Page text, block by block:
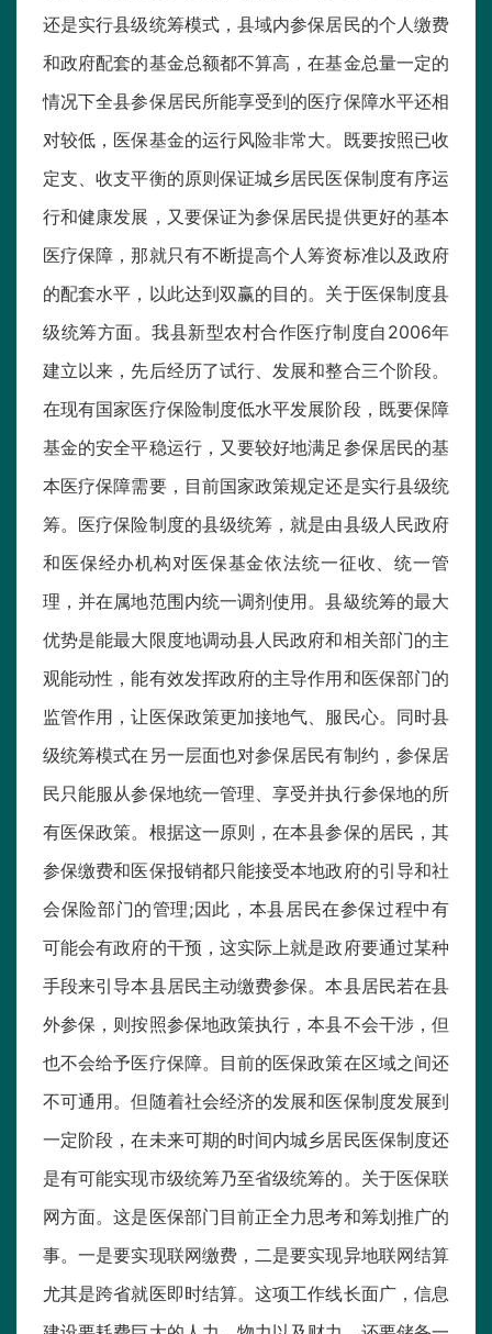
还是实行县级统筹模式，县域内参保居民的个人缴费
和政府配套的基金总额都不算高，在基金总量一定的
情况下全县参保居民所能享受到的医疗保障水平还相
对较低，医保基金的运行风险非常大。既要按照已收
定支、收支平衡的原则保证城乡居民医保制度有序运
行和健康发展，又要保证为参保居民提供更好的基本
医疗保障，那就只有不断提高个人筹资标准以及政府
的配套水平，以此达到双赢的目的。关于医保制度县
级统筹方面。我县新型农村合作医疗制度自2006年
建立以来，先后经历了试行、发展和整合三个阶段。
在现有国家医疗保险制度低水平发展阶段，既要保障
基金的安全平稳运行，又要较好地满足参保居民的基
本医疗保障需要，目前国家政策规定还是实行县级统
筹。医疗保险制度的县级统筹，就是由县级人民政府
和医保经办机构对医保基金依法统一征收、统一管
理，并在属地范围内统一调剂使用。县級统筹的最大
优势是能最大限度地调动县人民政府和相关部门的主
观能动性，能有效发挥政府的主导作用和医保部门的
监管作用，让医保政策更加接地气、服民心。同时县
级统筹模式在另一层面也对参保居民有制约，参保居
民只能服从参保地统一管理、享受并执行参保地的所
有医保政策。根据这一原则，在本县参保的居民，其
参保缴费和医保报销都只能接受本地政府的引导和社
会保险部门的管理;因此，本县居民在参保过程中有
可能会有政府的干预，这实际上就是政府要通过某种
手段来引导本县居民主动缴费参保。本县居民若在县
外参保，则按照参保地政策执行，本县不会干涉，但
也不会给予医疗保障。目前的医保政策在区域之间还
不可通用。但随着社会经济的发展和医保制度发展到
一定阶段，在未来可期的时间内城乡居民医保制度还
是有可能实现市级统筹乃至省级统筹的。关于医保联
网方面。这是医保部门目前正全力思考和筹划推广的
事。一是要实现联网缴费，二是要实现异地联网结算
尤其是跨省就医即时结算。这项工作线长面广，信息